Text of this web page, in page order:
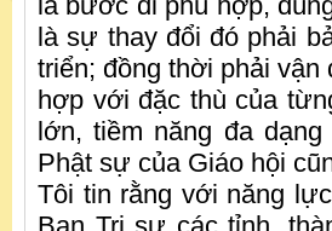
là sự thay đổi đó phải
triển; đồng thời phải
hợp với đặc thù của
lớn, tiềm năng đa
Phật sự của Giáo hội
Tôi tin rằng với năng